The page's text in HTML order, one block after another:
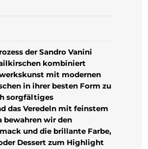
der Sandro Vanini
kombiniert
mit modernen
in ihrer besten Form zu
sorgfältiges
das Veredeln mit feinstem
bewahren wir den
und die brillante Farbe,
Dessert zum Highlight